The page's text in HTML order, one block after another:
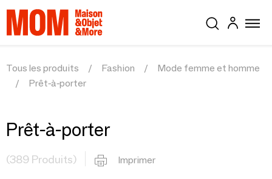
Tous les produits Fashion
Mode femme et homme
Prêt-à-porter
Prêt-à-porter
(389 Produits) Imprimer